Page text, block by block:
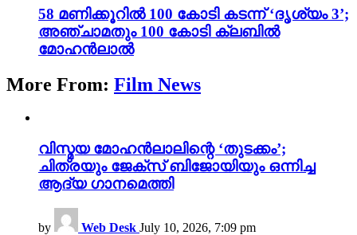
58 മണിക്കൂറിൽ 100 കോടി കടന്ന് ‘ദൃശ്യം 3’;
അഞ്ചാമതും 100 കോടി ക്ലബിൽ
മോഹൻലാൽ
More From: Film News
വിസ്മയ മോഹൻലാലിന്റെ ‘തുടക്കം’;
ചിത്രയും ജേക്സ് ബിജോയിയും ഒന്നിച്ച
ആദ്യ ഗാനമെത്തി
by Web Desk July 10, 2026, 7:09 pm